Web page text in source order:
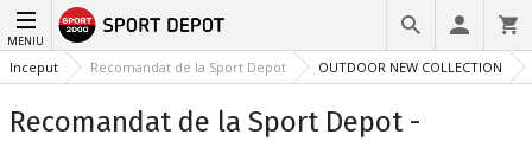
MENIU
Inceput Recomandat de la Sport Depot OUTDOOR NEW COLLECTION
Recomandat de la Sport Depot -